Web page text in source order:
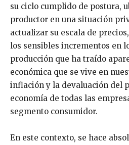
su ciclo cumplido de postura,
productor en una situación
actualizar su escala de
los sensibles incrementos en
producción que ha traído
económica que se vive en
inflación y la devaluación del
economía de todas las
segmento consumidor.
En este contexto, se hace